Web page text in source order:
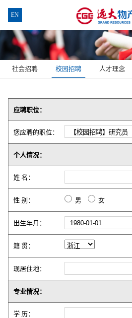
EN
社会招聘 校园招聘 人才理念
应聘职位：
您应聘的职位：
个人情况：
姓 名：
性 别： 男 女
出生年月：
籍 贯：
现居住地：
专业情况：
学 历：